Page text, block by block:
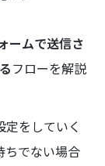
ームで送信さ
フローを解説
をしていく
ちでない場合